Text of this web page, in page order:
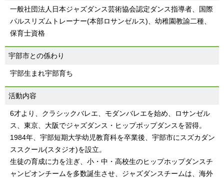
一般社団法人日本ジャズダンス芸術協会認定ダンス指導者、国際
パルスリズムトレーナー(本部ロサンゼルス)、幼稚園教諭二種、
保育士資格
宇部市との係わり
宇部生まれ宇部育ち
活動内容
6才より、クラシックバレエ、モダンバレエを始め、ロサンゼル
ス、東京、大阪でジャズダンス・ヒップポップダンスを習得。
1984年、宇部短期大学幼児教育科を卒業後、宇部市にスズカダン
ススクール(スタジオ)を設立。
生徒の育成に力を注ぎ、小・中・高校生のヒップホップダンスチ
ャンピオンチームを多数誕生させ、ジャズダンスチームは、海外